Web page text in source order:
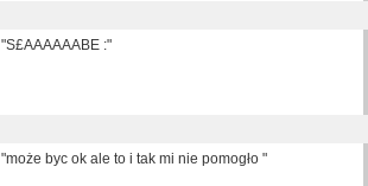
"S£AAAAAABE :"
"może byc ok ale to i tak mi nie pomogło "